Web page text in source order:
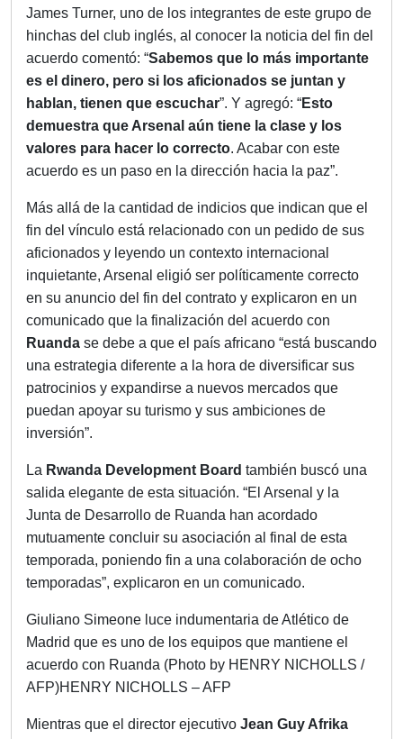
James Turner, uno de los integrantes de este grupo de
hinchas del club inglés, al conocer la noticia del fin del
acuerdo comentó: “Sabemos que lo más importante
es el dinero, pero si los aficionados se juntan y
hablan, tienen que escuchar”. Y agregó: “Esto
demuestra que Arsenal aún tiene la clase y los
valores para hacer lo correcto. Acabar con este
acuerdo es un paso en la dirección hacia la paz”.
Más allá de la cantidad de indicios que indican que el
fin del vínculo está relacionado con un pedido de sus
aficionados y leyendo un contexto internacional
inquietante, Arsenal eligió ser políticamente correcto
en su anuncio del fin del contrato y explicaron en un
comunicado que la finalización del acuerdo con
Ruanda se debe a que el país africano “está buscando
una estrategia diferente a la hora de diversificar sus
patrocinios y expandirse a nuevos mercados que
puedan apoyar su turismo y sus ambiciones de
inversión”.
La Rwanda Development Board también buscó una
salida elegante de esta situación. “El Arsenal y la
Junta de Desarrollo de Ruanda han acordado
mutuamente concluir su asociación al final de esta
temporada, poniendo fin a una colaboración de ocho
temporadas”, explicaron en un comunicado.
Giuliano Simeone luce indumentaria de Atlético de
Madrid que es uno de los equipos que mantiene el
acuerdo con Ruanda (Photo by HENRY NICHOLLS /
AFP)HENRY NICHOLLS – AFP
Mientras que el director ejecutivo Jean Guy Afrika